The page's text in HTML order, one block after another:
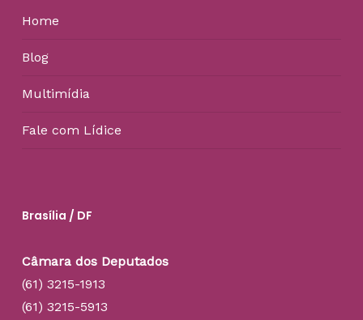
Home
Blog
Multimídia
Fale com Lídice
Brasília / DF
Câmara dos Deputados
(61) 3215-1913
(61) 3215-5913